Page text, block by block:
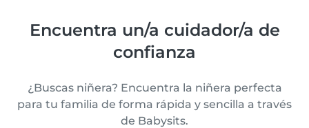
Encuentra un/a cuidador/a de
confianza
¿Buscas niñera? Encuentra la niñera perfecta
para tu familia de forma rápida y sencilla a través
de Babysits.